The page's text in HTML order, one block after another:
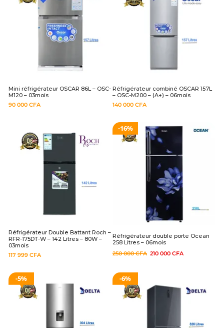
Mini réfrigérateur OSCAR 86L – OSC-
M120 – 03mois
90 000 CFA
Réfrigérateur combiné OSCAR 157L
– OSC-M200 – (A+) – 06mois
140 000 CFA
Réfrigérateur Double Battant Roch –
RFR-175DT-W – 142 Litres – 80W –
03mois
117 999 CFA
16%
Réfrigérateur double porte Ocean
258 Litres – 06mois
250 000CFA 210 000 CFA
5% 6%